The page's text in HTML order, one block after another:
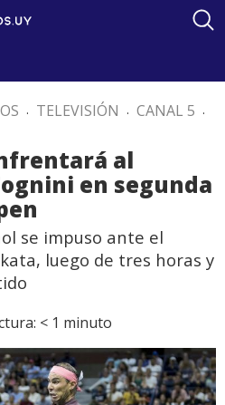
. TELEVISIÓN . CANAL 5 .
al
en segunda
se impuso ante el
luego de tres horas y
< 1 minuto